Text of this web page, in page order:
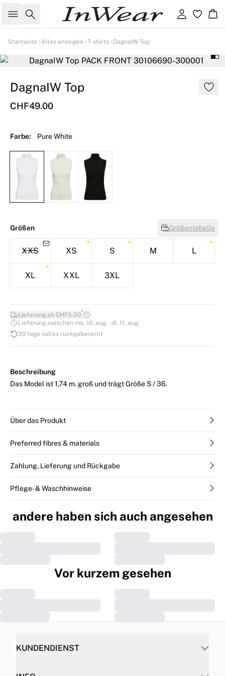
Suche Einloggen
Startseite Alles anzeigen T-shirts DagnaIW Top
DagnaIW Top
CHF49.00
Farbe: Pure White
Größen Größentabelle
XXS XS S M L
XL XXL 3XL
Lieferung ab CHF5.50*
Lieferung zwischen mo. 10. aug. - di. 11. aug.
30 tage volles rückgaberecht
Beschreibung
Das Model ist 1,74 m. groß und trägt Größe S / 36.
Über das Produkt
Preferred fibres & materials
Zahlung, Lieferung und Rückgabe
Pflege- & Waschhinweise
andere haben sich auch angesehen
Vor kurzem gesehen
KUNDENDIENST